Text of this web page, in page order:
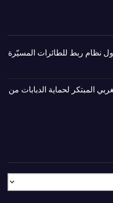
Skywire أول نظام ربط للطائرات المسيّرة
المبتكر لحماية الدبابات من